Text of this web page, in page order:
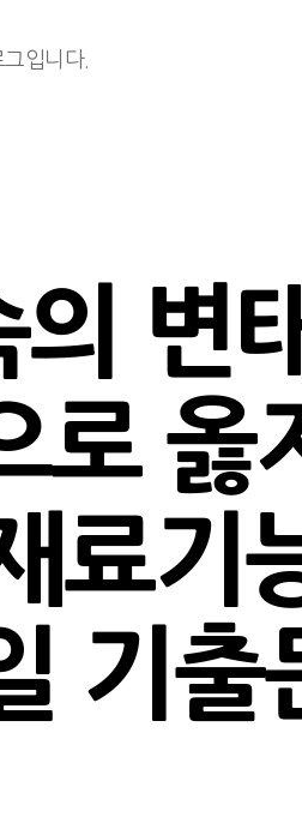
입니다.
의 변
로 옳
료기
기출